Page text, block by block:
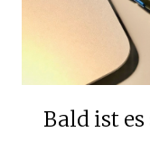
Bald ist